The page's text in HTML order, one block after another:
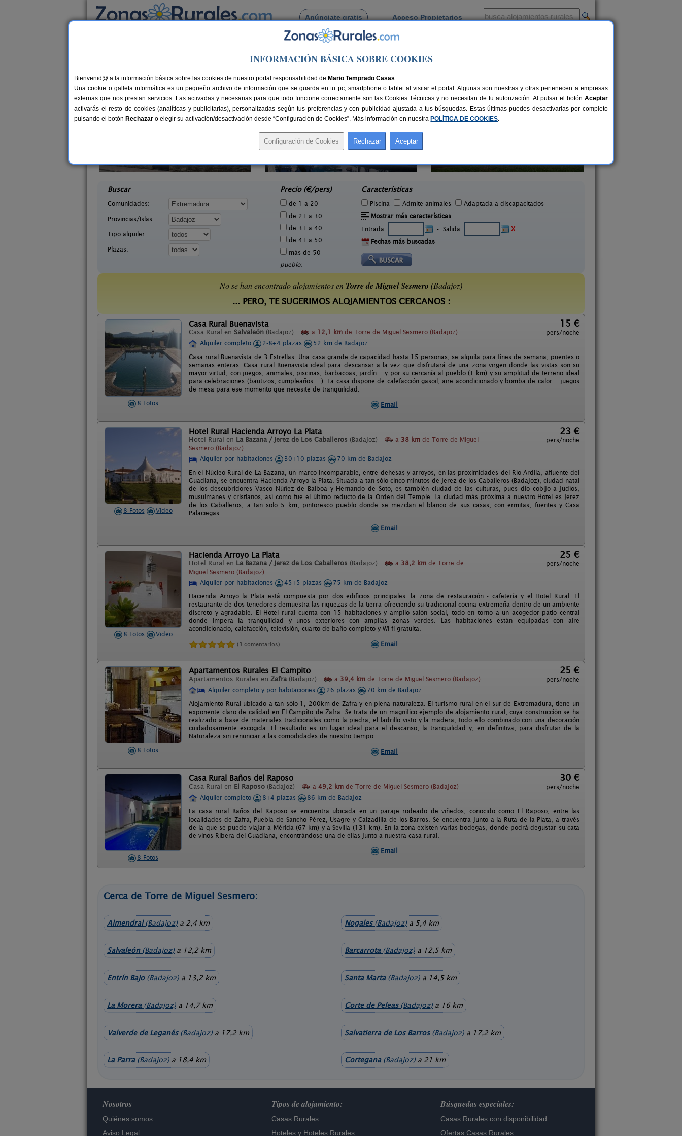
Anúnciate gratis Acceso Propietarios
Busca por pueblo
> Torre de Miguel Sesmero
Casas Rurales cerca de Torre de Miguel Sesmero
30 €
Camino del Alentejo
Casas de Don Pedro
Buscar
Comunidades:
Provincias/Islas:
Tipo alquiler:
Plazas:
Precio (€/pers)
de 1 a 20
de 21 a 30
de 31 a 40
de 41 a 50
más de 50
pueblo:
Características
Piscina Admite animales
Adaptada a discapacitados
Mostrar más características
Entrada:
- Salida:
X
Fechas más buscadas
No se han encontrado alojamientos en Torre de Miguel Sesmero (Badajoz)
... PERO, TE SUGERIMOS ALOJAMIENTOS CERCANOS :
8 Fotos
Casa Rural Buenavista
Casa Rural en Salvaleón (Badajoz) a 12,1 km de Torre de Miguel Sesmero (Badajoz)
15 €
pers/noche
Alquiler completo
2-8+4 plazas
52 km de Badajoz
Casa rural Buenavista de 3 Estrellas. Una casa grande de capacidad hasta 15 personas, se alquila para fines de semana, puentes o
semanas enteras. Casa rural Buenavista ideal para descansar a la vez que disfrutará de una zona virgen donde las vistas son su
mayor virtud, con juegos, animales, piscinas, barbacoas, jardín... y por su cercanía al pueblo (1 km) y su amplitud de terreno ideal
para celebraciones (bautizos, cumpleaños... ). La casa dispone de calefacción gasoil, aire acondicionado y bomba de calor... juegos
de mesa para ese momento que necesite de tranquilidad.
Email
8 Fotos Video
Hotel Rural Hacienda Arroyo La Plata
Hotel Rural en La Bazana / Jerez de Los Caballeros (Badajoz) a 38 km de Torre de Miguel
Sesmero (Badajoz)
23 €
pers/noche
Alquiler por habitaciones 30+10 plazas
70 km de Badajoz
En el Núcleo Rural de La Bazana, un marco incomparable, entre dehesas y arroyos, en las proximidades del Río Ardila, afluente del
Guadiana, se encuentra Hacienda Arroyo la Plata. Situada a tan sólo cinco minutos de Jerez de los Caballeros (Badajoz), ciudad natal
de los descubridores Vasco Núñez de Balboa y Hernando de Soto, es también ciudad de las culturas, pues dio cobijo a judíos,
musulmanes y cristianos, así como fue el último reducto de la Orden del Temple. La ciudad más próxima a nuestro Hotel es Jerez
de los Caballeros, a tan solo 5 km, pintoresco pueblo donde se mezclan el blanco de sus casas, con ermitas, fuentes y Casa
Palaciegas.
Email
8 Fotos Video
Hacienda Arroyo La Plata
Hotel Rural en La Bazana / Jerez de Los Caballeros (Badajoz) a 38,2 km de Torre de
Miguel Sesmero (Badajoz)
25 €
pers/noche
Alquiler por habitaciones 45+5 plazas
75 km de Badajoz
Hacienda Arroyo la Plata está compuesta por dos edificios principales: la zona de restauración - cafetería y el Hotel Rural. El
restaurante de dos tenedores demuestra las riquezas de la tierra ofreciendo su tradicional cocina extremeña dentro de un ambiente
discreto y agradable. El Hotel rural cuenta con 15 habitaciones y amplio salón social, todo en torno a un acogedor patio central
donde impera la tranquilidad y unos exteriores con amplias zonas verdes. Las habitaciones están equipadas con aire
acondicionado, calefacción, televisión, cuarto de baño completo y Wi-fi gratuita.
(3 comentarios) Email
8 Fotos
Apartamentos Rurales El Campito
Apartamentos Rurales en Zafra (Badajoz) a 39,4 km de Torre de Miguel Sesmero (Badajoz)
25 €
pers/noche
Alquiler completo y por habitaciones
26 plazas
70 km de Badajoz
Alojamiento Rural ubicado a tan sólo 1, 200km de Zafra y en plena naturaleza. El turismo rural en el sur de Extremadura, tiene un
exponente claro de calidad en El Campito de Zafra. Se trata de un magnífico ejemplo de alojamiento rural, cuya construcción se ha
realizado a base de materiales tradicionales como la piedra, el ladrillo visto y la madera; todo ello combinado con una decoración
cuidadosamente escogida. El resultado es un lugar ideal para el descanso, la tranquilidad y, en definitiva, para disfrutar de la
Naturaleza sin renunciar a las comodidades de nuestro tiempo.
Email
8 Fotos
Casa Rural Baños del Raposo
Casa Rural en El Raposo (Badajoz) a 49,2 km de Torre de Miguel Sesmero (Badajoz)
30 €
pers/noche
Alquiler completo
8+4 plazas
86 km de Badajoz
La casa rural Baños del Raposo se encuentra ubicada en un paraje rodeado de viñedos, conocido como El Raposo, entre las
localidades de Zafra, Puebla de Sancho Pérez, Usagre y Calzadilla de los Barros. Se encuentra junto a la Ruta de la Plata, a través
de la que se puede viajar a Mérida (67 km) y a Sevilla (131 km). En la zona existen varias bodegas, donde podrá degustar su cata
de vinos Ribera del Guadiana, encontrándose una de ellas junto a nuestra casa rural.
Email
Cerca de Torre de Miguel Sesmero:
Almendral(Badajoz) a 2,4 km Nogales(Badajoz) a 5,4 km
Salvaleón(Badajoz) a 12,2 km Barcarrota(Badajoz) a 12,5 km
Entrín Bajo(Badajoz) a 13,2 km Santa Marta(Badajoz) a 14,5 km
La Morera(Badajoz) a 14,7 km Corte de Peleas(Badajoz) a 16 km
Valverde de Leganés(Badajoz) a 17,2 km Salvatierra de Los Barros(Badajoz) a 17,2 km
La Parra(Badajoz) a 18,4 km Cortegana(Badajoz) a 21 km
Nosotros
Quiénes somos
Aviso Legal
Tipos de alojamiento:
Casas Rurales
Hoteles y Hoteles Rurales
Búsquedas especiales:
Casas Rurales con disponibilidad
Ofertas Casas Rurales
INFORMACIÓN BÁSICA SOBRE COOKIES
Bienvenid@ a la información básica sobre las cookies de nuestro portal responsabilidad de Mario Temprado Casas.
Una cookie o galleta informática es un pequeño archivo de información que se guarda en tu pc, smartphone o tablet al visitar el portal. Algunas son nuestras y otras pertenecen a empresas
externas que nos prestan servicios. Las activadas y necesarias para que todo funcione correctamente son las Cookies Técnicas y no necesitan de tu autorización. Al pulsar el botón Aceptar
activarás el resto de cookies (analíticas y publicitarias), personalizadas según tus preferencias y con publicidad ajustada a tus búsquedas. Estas últimas puedes desactivarlas por completo
pulsando el botón Rechazar o elegir su activación/desactivación desde “Configuración de Cookies”. Más información en nuestra POLÍTICA DE COOKIES.